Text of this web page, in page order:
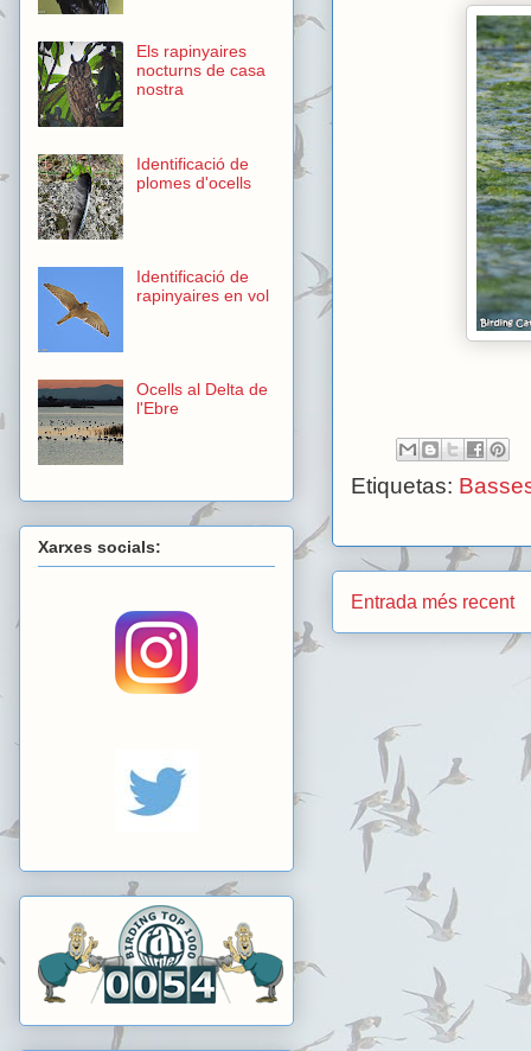
Etiquetas:
Entrada més recent
Els rapinyaires
nocturns de casa
nostra
Identificació de
plomes d'ocells
Identificació de
rapinyaires en vol
Ocells al Delta de
l'Ebre
Xarxes socials: